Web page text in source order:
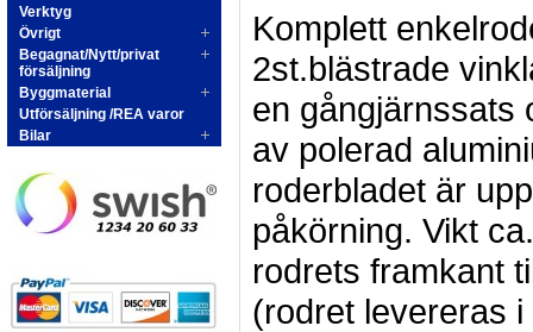
Verktyg
Övrigt
Begagnat/Nytt/privat
försäljning
Byggmaterial
Utförsäljning /REA varor
Bilar
Komplett
2st.blästrade
en gångjärnssats
av polerad
roderbladet är
påkörning. Vikt
rodrets framkant
(rodret levereras i